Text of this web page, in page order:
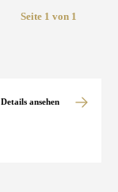
Seite 1 von 1
Details ansehen